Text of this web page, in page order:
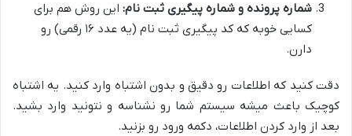
شماره پرونده و شماره پیگیری ثبت نام: این روش هم برای
کسایی خوبه که کد پیگیری ثبت نام (یه عدد ۱۶ رقمی) رو
دارن.
دقت کنید که اطلاعات رو دقیق و بدون اشتباه وارد کنید. یه اشتباه
کوچیک باعث میشه سیستم شما رو نشناسه و نتونید وارد بشید.
بعد از وارد کردن اطلاعات، دکمه ورود رو بزنید.